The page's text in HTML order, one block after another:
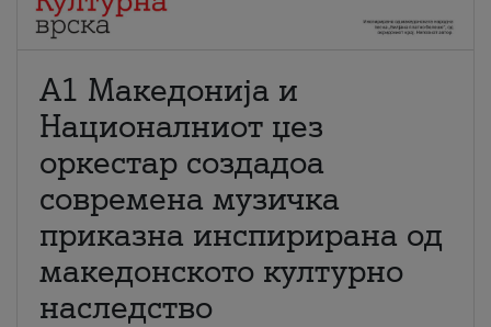
А1 Македонија и
Националниот џез
оркестар создадоа
современа музичка
приказна инспирирана од
македонското културно
наследство